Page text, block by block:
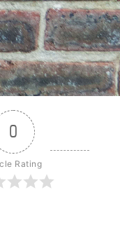
0
Rating